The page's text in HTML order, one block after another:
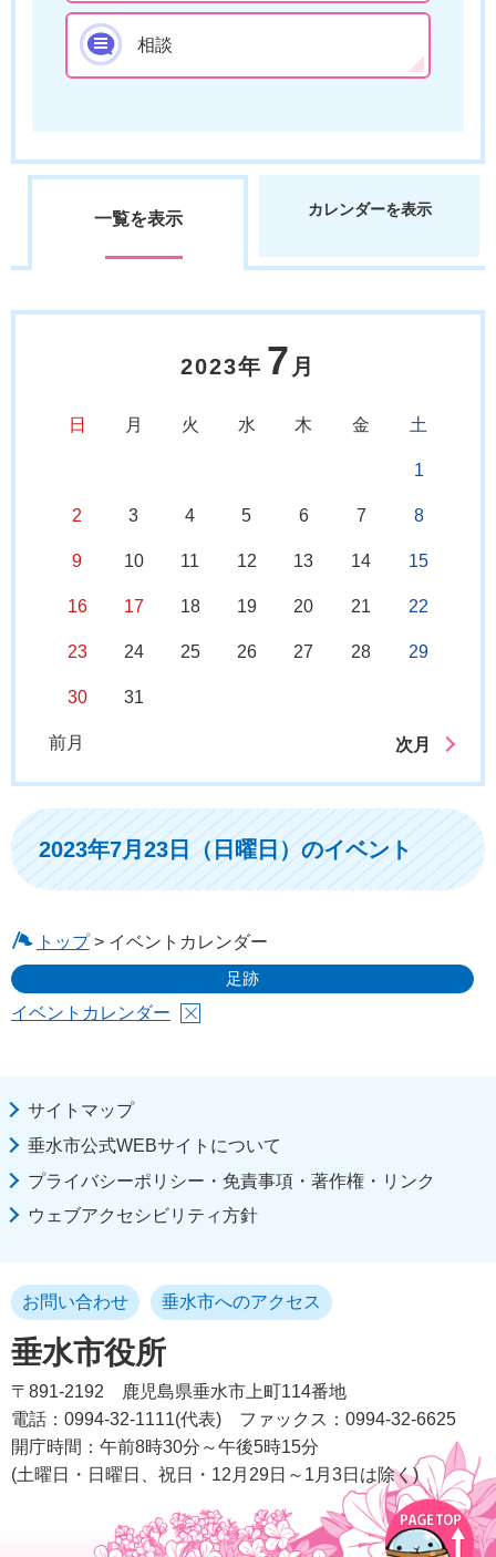
相談
一覧を表示 カレンダーを表示
2023年 7 月
日 月 火 水 木 金 土
1
2 3 4 5 6 7 8
9 10 11 12 13 14 15
16 17 18 19 20 21 22
23 24 25 26 27 28 29
30 31
前月 次月
2023年7月23日（日曜日）のイベント
トップ> イベントカレンダー
足跡
イベントカレンダー
サイトマップ
垂水市公式WEBサイトについて
プライバシーポリシー・免責事項・著作権・リンク
ウェブアクセシビリティ方針
垂水市役所
お問い合わせ 垂水市へのアクセス
〒891-2192
鹿児島県垂水市上町114番地
電話：0994-32-1111(代表)
ファックス：0994-32-6625
開庁時間：午前8時30分～午後5時15分
(土曜日・日曜日、祝日・12月29日～1月3日は除く)